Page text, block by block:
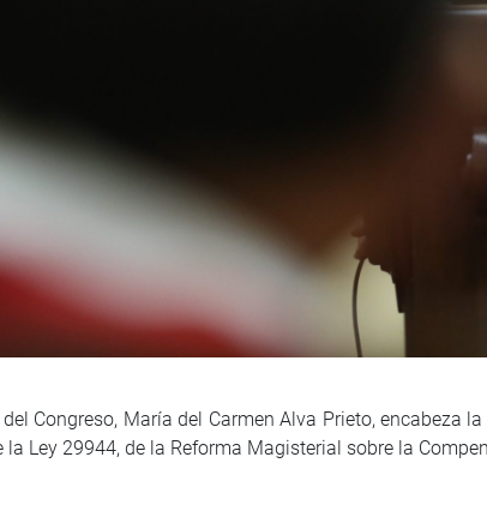
Congreso, María del Carmen Alva Prieto,
la Ley 29944, de la Reforma Magisterial sobre la